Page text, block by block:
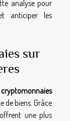
analyse pour
anticiper les
sur
de biens. Grâce
une plus